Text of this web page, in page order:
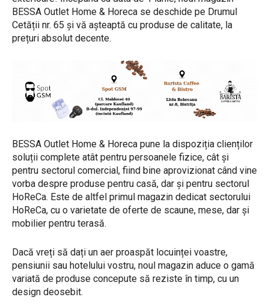
BESSA Outlet Home & Horeca se deschide pe Drumul
Cetății nr. 65 și vă așteaptă cu produse de calitate, la
prețuri absolut decente.
BESSA Outlet Home & Horeca pune la dispoziția clienților
soluții complete atât pentru persoanele fizice, cât și
pentru sectorul comercial, fiind bine aprovizionat când vine
vorba despre produse pentru casă, dar și pentru sectorul
HoReCa. Este de altfel primul magazin dedicat sectorului
HoReCa, cu o varietate de oferte de scaune, mese, dar și
mobilier pentru terasă.
Dacă vreți să dați un aer proaspăt locuinței voastre,
pensiunii sau hotelului vostru, noul magazin aduce o gamă
variată de produse concepute să reziste în timp, cu un
design deosebit.